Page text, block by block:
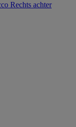
Rechts achter